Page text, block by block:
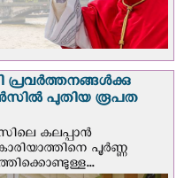
പ്രവർത്തനങ്ങൾക്കു
പുതിയ രൂപത
കലപ്പാൻ
പൂർണ്ണ